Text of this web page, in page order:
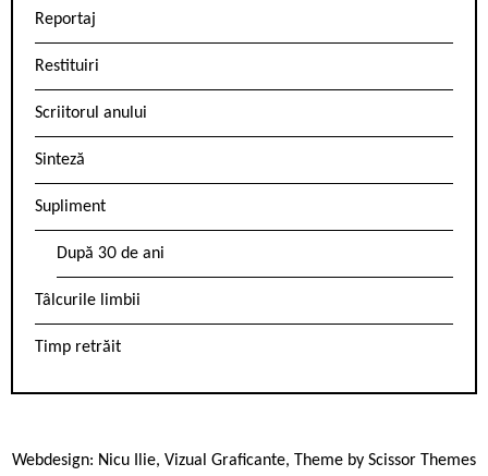
Reportaj
Restituiri
Scriitorul anului
Sinteză
Supliment
După 30 de ani
Tâlcurile limbii
Timp retrăit
Webdesign: Nicu Ilie, Vizual Graficante, Theme by Scissor Themes